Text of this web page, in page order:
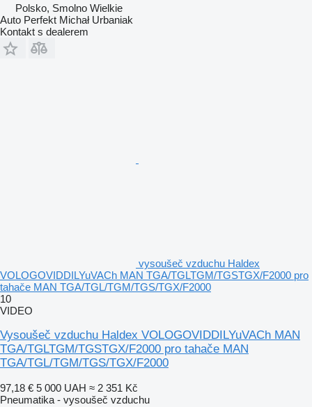
Polsko, Smolno Wielkie
Auto Perfekt Michał Urbaniak
Kontakt s dealerem
vysoušeč vzduchu Haldex
VOLOGOVIDDILYuVACh MAN TGA/TGLTGM/TGSTGX/F2000 pro
tahače MAN TGA/TGL/TGM/TGS/TGX/F2000
10
VIDEO
Vysoušeč vzduchu Haldex VOLOGOVIDDILYuVACh MAN
TGA/TGLTGM/TGSTGX/F2000 pro tahače MAN
TGA/TGL/TGM/TGS/TGX/F2000
97,18 € 5 000 UAH ≈ 2 351 Kč
Pneumatika - vysoušeč vzduchu